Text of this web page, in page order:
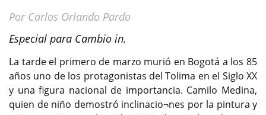
Por Carlos Orlando Pardo
Especial para Cambio in.
La tarde el primero de marzo murió en Bogotá a los 85
años uno de los protagonistas del Tolima en el Siglo XX
y una figura nacional de importancia. Camilo Medina,
quien de niño demostró inclinacio¬nes por la pintura y